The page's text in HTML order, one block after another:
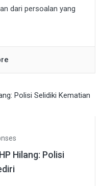
dari persoalan yang
Hilang: Polisi